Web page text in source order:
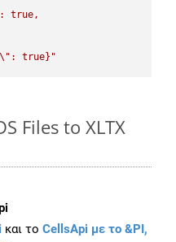
: true,
\" : true}"
Files to XLTX
και το CellsApi με το &PI,